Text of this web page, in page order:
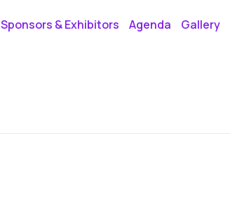
Sponsors & Exhibitors Agenda Gallery